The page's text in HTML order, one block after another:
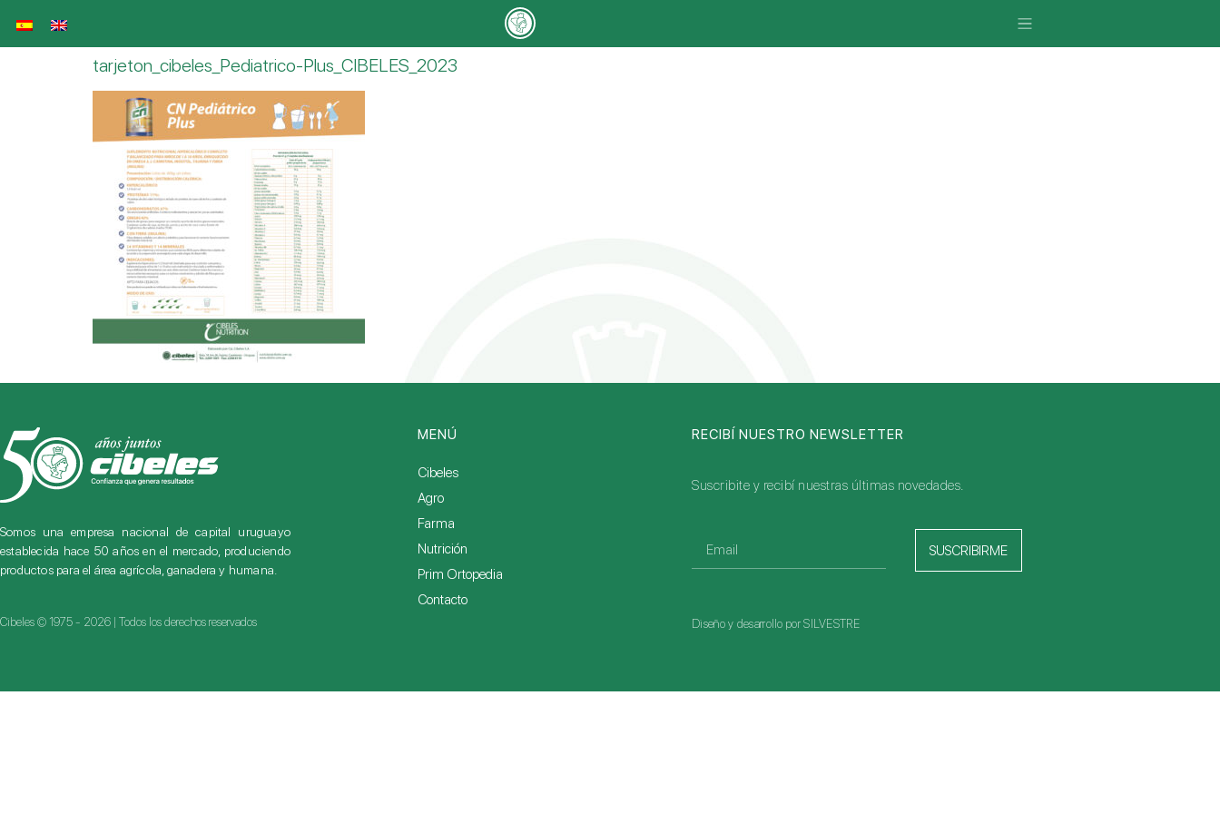
tarjeton_cibeles_Pediatrico-Plus_CIBELES_2023
Somos una empresa nacional de capital uruguayo
establecida hace 50 años en el mercado, produciendo
productos para el área agrícola, ganadera y humana.
Cibeles © 1975 - 2026 | Todos los derechos reservados
MENÚ
Cibeles
Agro
Farma
Nutrición
Prim Ortopedia
Contacto
RECIBÍ NUESTRO NEWSLETTER
Suscribite y recibí nuestras últimas novedades.
SUSCRIBIRME
Diseño y desarrollo por SILVESTRE